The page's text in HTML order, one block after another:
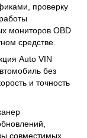
проверку
мониторов OBD
средстве.
Auto VIN
без
и точность
совместимых